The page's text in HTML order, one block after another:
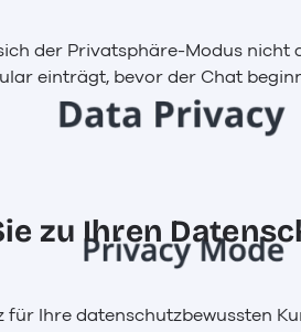
der Privatsphäre-Modus
einträgt, bevor der Chat
zu Ihren
für Ihre datenschutzbewussten